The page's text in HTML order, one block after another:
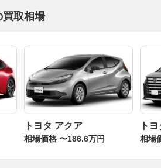
買取相場
トヨタ アクア
相場価格 〜186.6万円
ト
相場